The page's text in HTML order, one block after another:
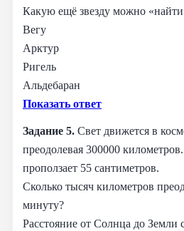
Какую ещё звезду можно
Вегу
Арктур
Ригель
Альдебаран
Показать ответ
Задание 5. Свет движется в
преодолевая 300000
проползает 55 сантиметров.
Сколько тысяч километров
минуту?
Расстояние от Солнца до Земли